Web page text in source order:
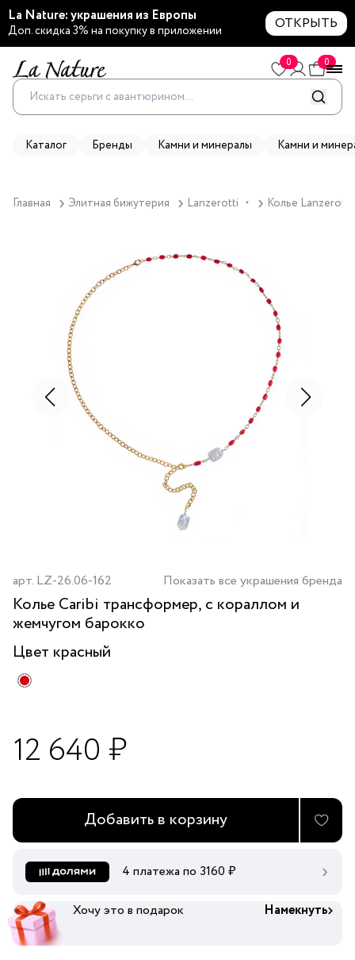
La Nature: украшения из Европы
Доп. скидка 3% на покупку в приложении ОТКРЫТЬ
0 0
Каталог Бренды Камни и минералы Камни и
Главная Элитная бижутерия Lanzerotti ▼ Колье
арт. LZ-26.06-162 Показать все украшения бренда
Колье Caribi трансформер, с кораллом и
жемчугом барокко
Цвет красный
12 640 ₽
Добавить в корзину
4 платежа по 3160 ₽
Хочу это в подарок Намекнуть